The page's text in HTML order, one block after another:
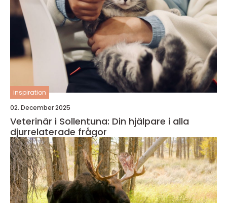
inspiration
02. December 2025
Veterinär i Sollentuna: Din hjälpare i alla
djurrelaterade frågor